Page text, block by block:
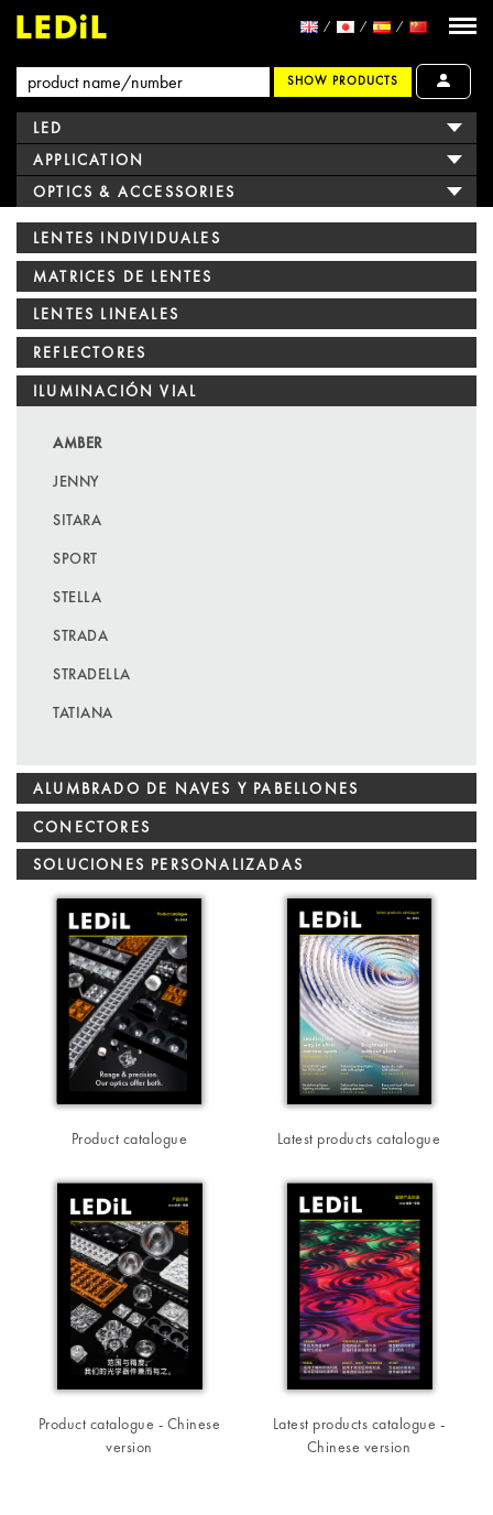
SHOW PRODUCTS
LED
APPLICATION
OPTICS & ACCESSORIES
LENTES INDIVIDUALES
MATRICES DE LENTES
LENTES LINEALES
REFLECTORES
ILUMINACIÓN VIAL
AMBER
JENNY
SITARA
SPORT
STELLA
STRADA
STRADELLA
TATIANA
ALUMBRADO DE NAVES Y PABELLONES
CONECTORES
SOLUCIONES PERSONALIZADAS
Product catalogue Latest products catalogue
Product catalogue - Chinese
version
Latest products catalogue -
Chinese version